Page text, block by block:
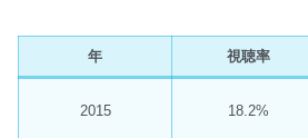
年 視聴率
2015 18.2%